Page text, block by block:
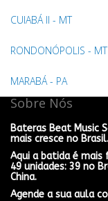
CUIABÁ II - MT
RONDONÓPOLIS - MT
MARABÁ - PA
Sobre Nós
Bateras Beat Music
mais cresce no Brasil.
Aqui a batida é mais
49 unidades: 39 no
China.
Agende a sua aula